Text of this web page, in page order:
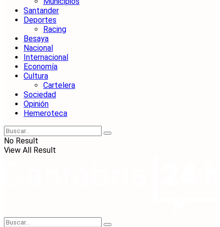
Santander
Deportes
Racing
Besaya
Nacional
Internacional
Economía
Cultura
Cartelera
Sociedad
Opinión
Hemeroteca
No Result
View All Result